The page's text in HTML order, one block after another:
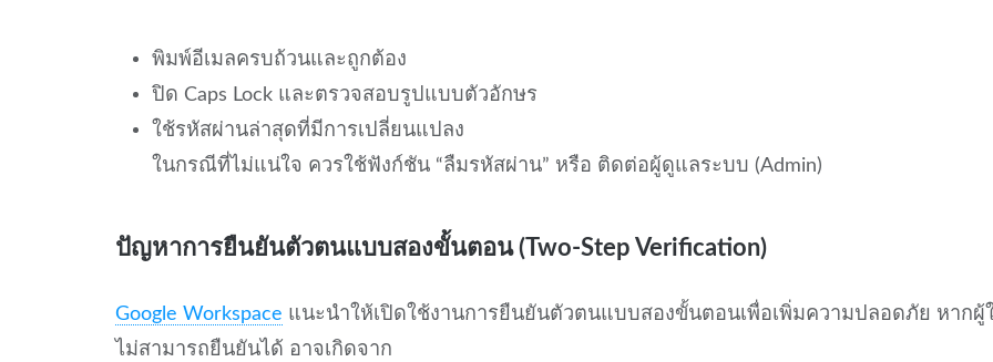
พิมพ์อีเมลครบถ้วนและถูกต้อง
ปิด Caps Lock และตรวจสอบรูปแบบตัวอักษร
ใช้รหัสผ่านล่าสุดที่มีการเปลี่ยนแปลง
ในกรณีที่ไม่แน่ใจ ควรใช้ฟังก์ชัน “ลืมรหัสผ่าน” หรือ ติดต่อผู้ดูแลระบบ (Admin)
ปัญหาการยืนยันตัวตนแบบสองขั้นตอน (Two-Step Verification)
Google Workspace แนะนำให้เปิดใช้งานการยืนยันตัวตนแบบสองขั้นตอนเพื่อเพิ่มความปลอดภัย หากผู้
ไม่สามารถยืนยันได้ อาจเกิดจาก